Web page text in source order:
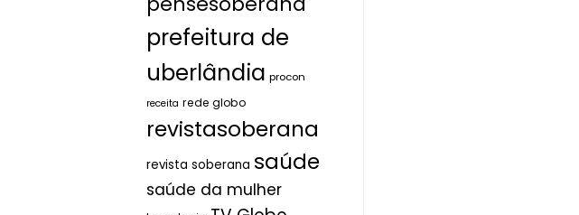
prefeitura de
uberlândia procon
receita rede globo
revistasoberana
revista soberana saúde
saúde da mulher